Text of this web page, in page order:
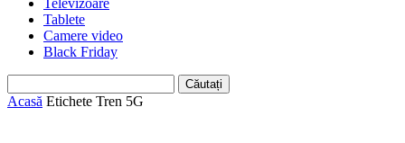
Televizoare
Tablete
Camere video
Black Friday
Acasă Etichete Tren 5G